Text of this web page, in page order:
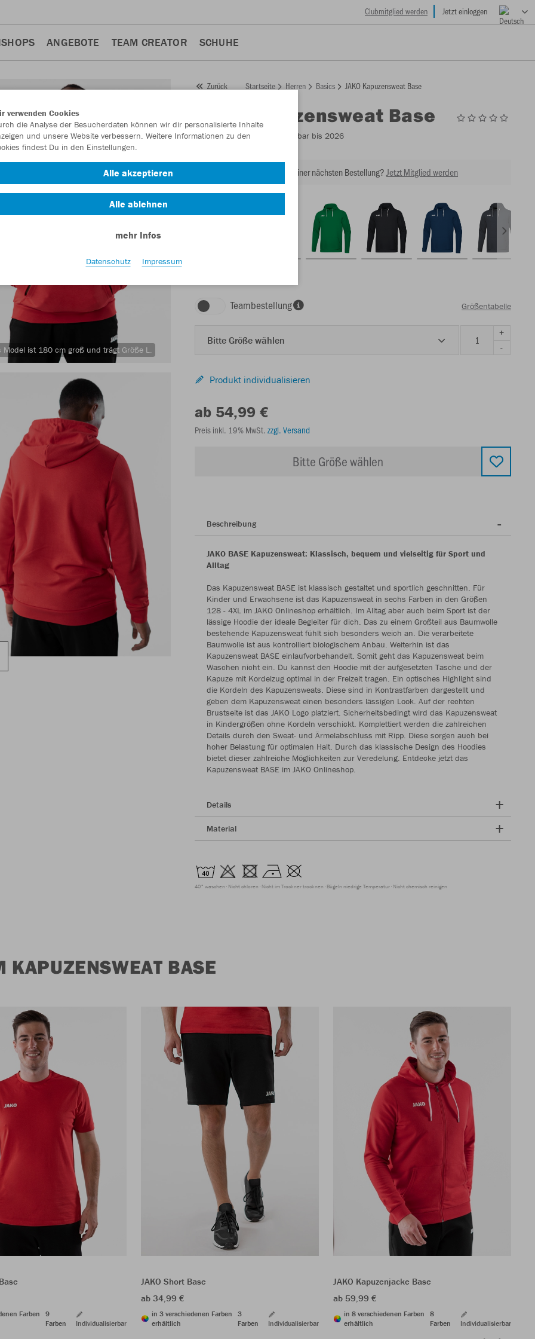
Clubmitglied werden Jetzt einloggen
ANGEBOTE TEAM CREATOR SCHUHE
Model ist 180 cm groß und trägt Größe L.
Zurück Startseite Herren Basics JAKO Kapuzensweat Base
Kapuzensweat Base
Artikelnummer: - Lieferbar bis 2026
Lust auf 30% Rabatt bei Deiner nächsten Bestellung? Jetzt Mitglied werden
Teambestellung Größentabelle
Bitte Größe wählen
+
-
Produkt individualisieren
ab 54,99 €
Preis inkl. 19% MwSt. zzgl. Versand
Bitte Größe wählen
Beschreibung
JAKO BASE Kapuzensweat: Klassisch, bequem und vielseitig für Sport und
Alltag
Das Kapuzensweat BASE ist klassisch gestaltet und sportlich geschnitten. Für
Kinder und Erwachsene ist das Kapuzensweat in sechs Farben in den Größen
128 - 4XL im JAKO Onlineshop erhältlich. Im Alltag aber auch beim Sport ist der
lässige Hoodie der ideale Begleiter für dich. Das zu einem Großteil aus Baumwolle
bestehende Kapuzensweat fühlt sich besonders weich an. Die verarbeitete
Baumwolle ist aus kontrolliert biologischem Anbau. Weiterhin ist das
Kapuzensweat BASE einlaufvorbehandelt. Somit geht das Kapuzensweat beim
Waschen nicht ein. Du kannst den Hoodie mit der aufgesetzten Tasche und der
Kapuze mit Kordelzug optimal in der Freizeit tragen. Ein optisches Highlight sind
die Kordeln des Kapuzensweats. Diese sind in Kontrastfarben dargestellt und
geben dem Kapuzensweat einen besonders lässigen Look. Auf der rechten
Brustseite ist das JAKO Logo platziert. Sicherheitsbedingt wird das Kapuzensweat
in Kindergrößen ohne Kordeln verschickt. Komplettiert werden die zahlreichen
Details durch den Sweat- und Ärmelabschluss mit Ripp. Diese sorgen auch bei
hoher Belastung für optimalen Halt. Durch das klassische Design des Hoodies
bietet dieser zahlreiche Möglichkeiten zur Veredelung. Entdecke jetzt das
Kapuzensweat BASE im JAKO Onlineshop.
Details
Material
40° waschen Nicht chloren Nicht im Trockner trocknen Bügeln niedrige Temperatur Nicht chemisch reinigen
KAPUZENSWEAT BASE
Farben
9
Farben
Individualisierbar
JAKO Short Base
ab 34,99 €
in 3 verschiedenen Farben
erhältlich
3
Farben
Individualisierbar
JAKO Kapuzenjacke Base
ab 59,99 €
in 8 verschiedenen Farben
erhältlich
8
Farben
Individualisierbar
verwenden Cookies
die Analyse der Besucherdaten können wir dir personalisierte Inhalte
und unsere Website verbessern. Weitere Informationen zu den
findest Du in den Einstellungen.
Alle akzeptieren
Alle ablehnen
mehr Infos
Datenschutz Impressum